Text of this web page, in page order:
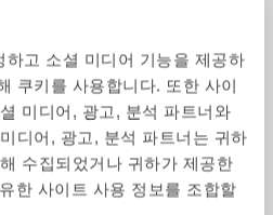
하고 소셜 미디어 기능을 제공하
쿠키를 사용합니다. 또한 사이
미디어, 광고, 분석 파트너와
디어, 광고, 분석 파트너는 귀하
수집되었거나 귀하가 제공한
한 사이트 사용 정보를 조합할